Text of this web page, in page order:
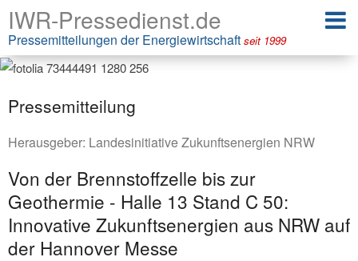
IWR-Pressedienst.de
Pressemitteilungen der Energiewirtschaft seit 1999
Pressemitteilung
Herausgeber: Landesinitiative Zukunftsenergien NRW
Von der Brennstoffzelle bis zur
Geothermie - Halle 13 Stand C 50:
Innovative Zukunftsenergien aus NRW auf
der Hannover Messe